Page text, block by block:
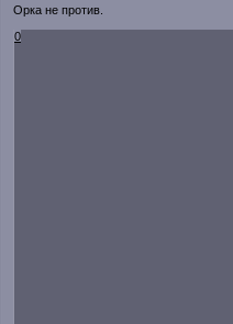
Орка не против.
0